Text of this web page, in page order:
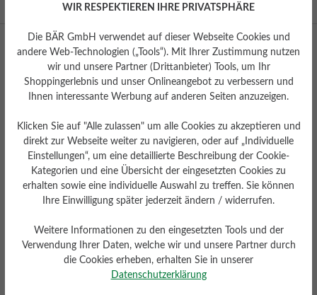
FacebookInstagramYouTubePinterest
Mo – Fr 8:00 - 18:00 Uhr
kundenbetreuung@baer-schuhe.de
WIR RESPEKTIEREN IHRE PRIVATSPHÄRE
Die BÄR GmbH verwendet auf dieser Webseite Cookies und
andere Web-Technologien („Tools“). Mit Ihrer Zustimmung nutzen
wir und unsere Partner (Drittanbieter) Tools, um Ihr
Shoppingerlebnis und unser Onlineangebot zu verbessern und
Ihnen interessante Werbung auf anderen Seiten anzuzeigen.
Klicken Sie auf "Alle zulassen" um alle Cookies zu akzeptieren und
direkt zur Webseite weiter zu navigieren, oder auf „Individuelle
Einstellungen“, um eine detaillierte Beschreibung der Cookie-
Kategorien und eine Übersicht der eingesetzten Cookies zu
erhalten sowie eine individuelle Auswahl zu treffen. Sie können
Ihre Einwilligung später jederzeit ändern / widerrufen.
Weitere Informationen zu den eingesetzten Tools und der
Verwendung Ihrer Daten, welche wir und unsere Partner durch
die Cookies erheben, erhalten Sie in unserer
Datenschutzerklärung